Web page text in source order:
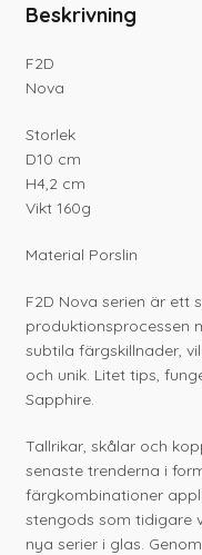
Beskrivning
F2D
Nova
Storlek
D10 cm
H4,2 cm
Vikt 160g
Material Porslin
F2D Nova serien är ett
produktionsprocessen
subtila färgskillnader,
och unik. Litet tips,
Sapphire.
Tallrikar, skålar och
senaste trenderna i
färgkombinationer
stengods som tidigare
nya serier i glas.